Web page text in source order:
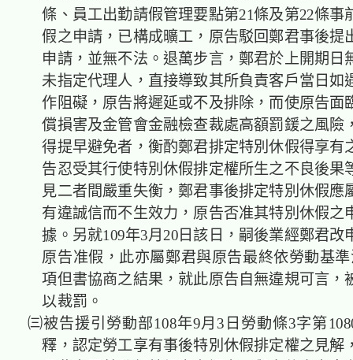
條、員工出勤請假管理要點第21條及第22條事
假之申請，已構成曠工，原告駁回鄭君事後提
申請，並無不法。退萬步言，鄭君於上開期日
未指定代理人，直接導致其所負責客戶當日如
作阻礙，原告將遲延或不及排除，而使原告面
償損害及金管會金融檢查裁處高額罰鍰之風險
得提早避免者，衡酌鄭君排定特別休假得享有
告忍受其行使特別休假排定權所生之不良後果
見二者間嚴重失衡，鄭君事後排定特別休假應
有違誠信而不生效力，原告否准其特別休假之
據。另就109年3月20日該日，嗣後業經鄭君改
原告准假，此亦屬鄭君與原告最終依勞動基
項但書協商之結果，就此原告自無違規可言，
以裁罰。
㈢被告援引勞動部108年9月3日勞動條3字第
釋，認定勞工享有事後特別休假排定權之見解